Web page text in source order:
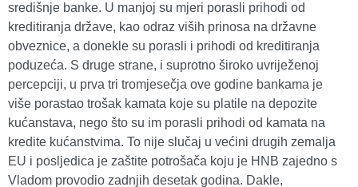
središnje banke. U manjoj su mjeri porasli prihodi od
kreditiranja države, kao odraz viših prinosa na državne
obveznice, a donekle su porasli i prihodi od kreditiranja
poduzeća. S druge strane, i suprotno široko uvriježenoj
percepciji, u prva tri tromjesečja ove godine bankama je
više porastao trošak kamata koje su platile na depozite
kućanstava, nego što su im porasli prihodi od kamata na
kredite kućanstvima. To nije slučaj u većini drugih zemalja
EU i posljedica je zaštite potrošača koju je HNB zajedno s
Vladom provodio zadnjih desetak godina. Dakle,